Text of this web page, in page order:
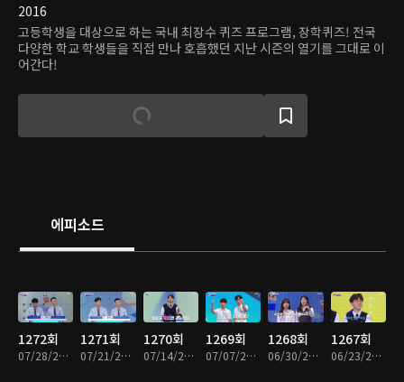
2016
고등학생을 대상으로 하는 국내 최장수 퀴즈 프로그램, 장학퀴즈! 전국
다양한 학교 학생들을 직접 만나 호흡했던 지난 시즌의 열기를 그대로 이
어간다!
에피소드
1272회
07/28/2024 • 56분
1271회
07/21/2024 • 53분
1270회
07/14/2024 • 54분
1269회
07/07/2024 • 52분
1268회
06/30/2024 • 52분
1267회
06/23/2024 • 53분